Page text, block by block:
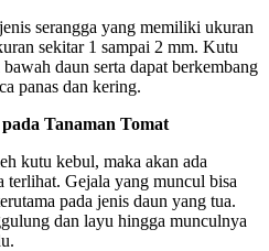
serangga yang memiliki ukuran
sekitar 1 sampai 2 mm. Kutu
daun serta dapat berkembang
panas dan kering.
Tanaman Tomat
kutu kebul, maka akan ada
terlihat. Gejala yang muncul bisa
pada jenis daun yang tua.
dan layu hingga munculnya